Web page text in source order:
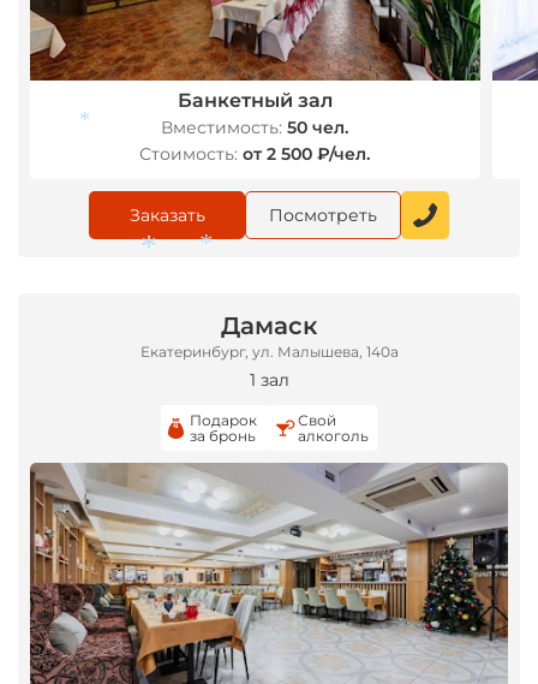
Банкетный зал
Вместимость: 50 чел.
Стоимость: от 2 500 ₽/чел.
Заказать Посмотреть
Дамаск
Екатеринбург, ул. Малышева, 140а
1 зал
Подарок
за бронь
Свой
алкоголь